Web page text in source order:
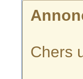
Chers